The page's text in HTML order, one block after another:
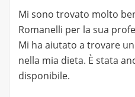
Mi sono trovato molto
Romanelli per la sua
Mi ha aiutato a trovare
nella mia dieta. È stata
disponibile.